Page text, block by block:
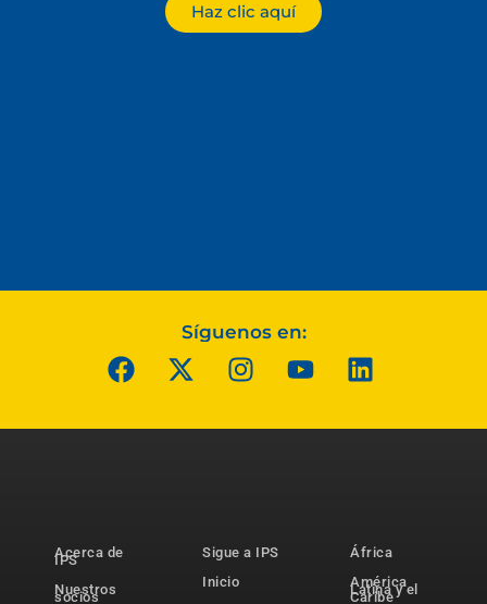
Haz clic aquí
Síguenos en:
Acerca de
IPS
Nuestros
socios
Sigue a IPS
Inicio
África
América
Latina y el
Caribe